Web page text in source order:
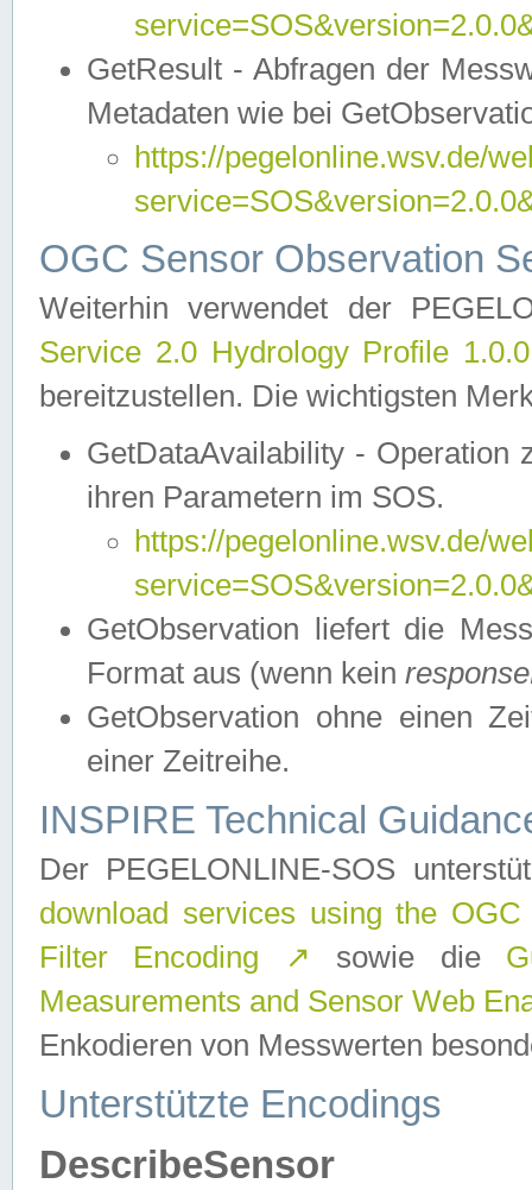
GetResult - Abfragen der
Metadaten wie bei
https://pegelonline.wsv.de/
OGC Sensor Observation
Weiterhin verwendet der
Service 2.0 Hydrology Profile
bereitzustellen. Die wichtigsten
GetDataAvailability - Operation
ihren Parametern im SOS.
https://pegelonline.wsv.de/
GetObservation liefert die
Format aus (wenn kein
GetObservation ohne einen
einer Zeitreihe.
INSPIRE Technical
Der PEGELONLINE-SOS
download services using the
Filter Encoding
↗ sowie die
Measurements and Sensor Web
Enkodieren von Messwerten
Unterstützte Encodings
DescribeSensor